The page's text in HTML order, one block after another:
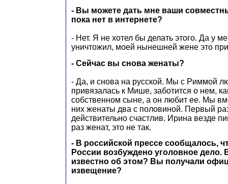
- Вы можете дать мне ваши
пока нет в интернете?
- Нет. Я не хотел бы делать этого. Да у
уничтожил, моей нынешней жене это
- Сейчас вы снова женаты?
- Да, и снова на русской. Мы с Риммой
привязалась к Мише, заботится о нем,
собственном сыне, а он любит ее. Мы
них женаты два с половиной. Первый
действительно счастлив. Ирина везде
раз женат, это не так.
- В российской прессе сообщалось,
России возбуждено уголовное дело.
известно об этом? Вы получали
извещение?